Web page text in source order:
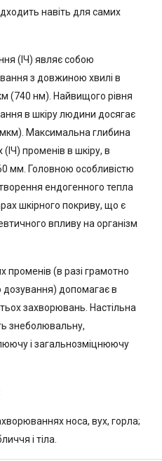
навіть для самих
(ІЧ) являє собою
з довжиною хвилі в
(740 нм). Найвищого рівня
в шкіру людини досягає
Максимальна глибина
променів в шкіру, в
мм. Головною особливістю
ендогенного тепла
шкірного покриву, що є
впливу на організм
променів (в разі грамотно
дозування) допомагає в
захворювань. Настільна
знеболювальну,
і загальнозміцнюючу
носа, вух, горла;
і тіла.